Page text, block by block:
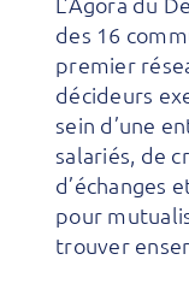
des 16
premier
décideurs
sein d’une
salariés, de
d’échanges
pour
trouver